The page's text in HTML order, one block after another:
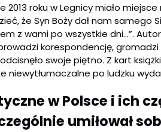
2013 roku w Legnicy miało
że Syn Boży dał nam samego
z wami po wszystkie dni...”.
korespondencję,
swoje piętno. Z kart
niewytłumaczalne po ludzku
w Polsce i ich
umiłował